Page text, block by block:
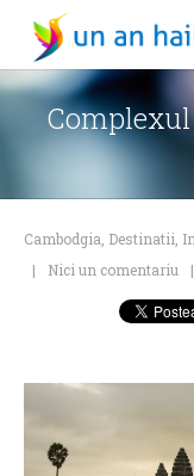
Cambodgia Destinatii
Nici un comentariu